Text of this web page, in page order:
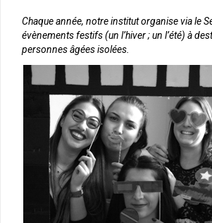
Chaque année, notre institut organise via le
évènements festifs (un l’hiver ; un l’été) à
personnes âgées isolées.